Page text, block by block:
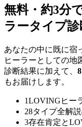
無料・約3分
ラータイプ診
あなたの中に既に宿
ヒーラーとしての地
診断結果に加えて、
もお届けします。
1LOVINGヒー
28タイプ全解
3存在肯定と